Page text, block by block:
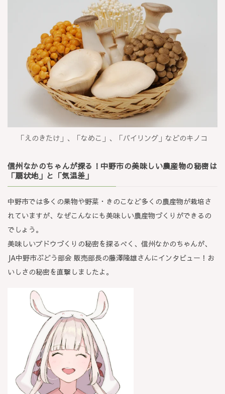
「えのきたけ」、「なめこ」、「バイリング」などのキノコ
信州なかのちゃんが探る！中野市の美味しい農産物の秘密は
「扇状地」と「気温差」
中野市では多くの果物や野菜・きのこなど多くの農産物が栽培さ
れていますが、なぜこんなにも美味しい農産物づくりができるの
でしょう。
美味しいブドウづくりの秘密を探るべく、信州なかのちゃんが、
JA中野市ぶどう部会 販売部長の藤澤隆雄さんにインタビュー！お
いしさの秘密を直撃しましたよ。